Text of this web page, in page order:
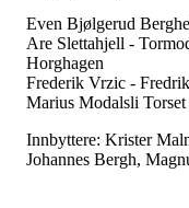
Even Bjølgerud
Are Slettahjell -
Horghagen
Frederik Vrzic -
Marius Modalsli
Innbyttere: Krister
Johannes Bergh,